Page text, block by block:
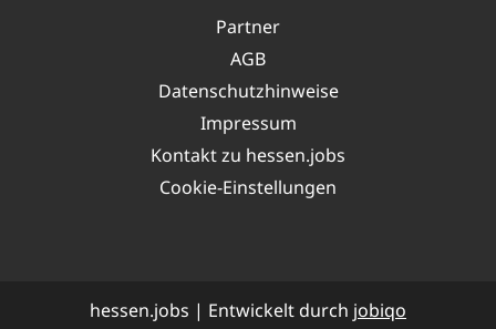
Partner
AGB
Datenschutzhinweise
Impressum
Kontakt zu hessen.jobs
Cookie-Einstellungen
hessen.jobs | Entwickelt durch jobiqo